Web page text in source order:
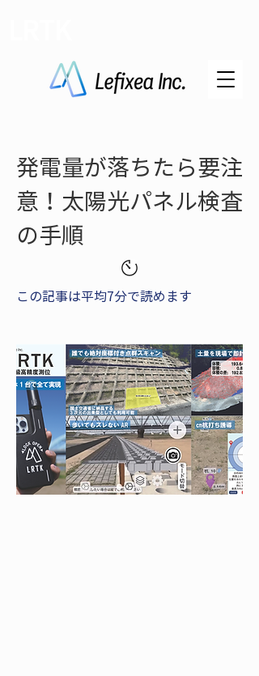
発電量が落ちたら要注
意！太陽光パネル検査
の手順
この記事は平均7分で読めます